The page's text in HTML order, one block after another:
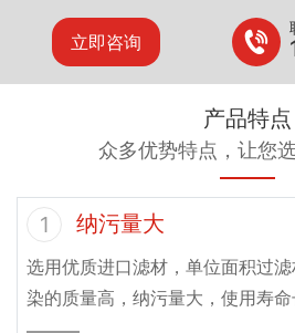
立即咨询
产品特点
众多优势特点，让您
1 纳污量大
选用优质进口滤材，单位面积过
染的质量高，纳污量大，使用寿命